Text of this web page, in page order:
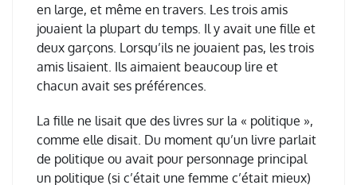
en large, et même en travers. Les trois amis
jouaient la plupart du temps. Il y avait une fille et
deux garçons. Lorsqu’ils ne jouaient pas, les trois
amis lisaient. Ils aimaient beaucoup lire et
chacun avait ses préférences.
La fille ne lisait que des livres sur la « politique »,
comme elle disait. Du moment qu’un livre parlait
de politique ou avait pour personnage principal
un politique (si c’était une femme c’était mieux)